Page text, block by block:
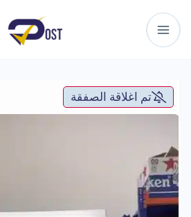
تم اغلاقة الصفقة